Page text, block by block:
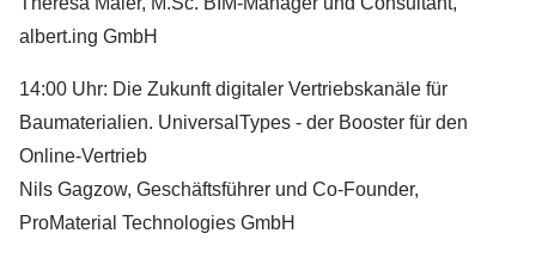
albert.ing GmbH
14:00 Uhr: Die Zukunft digitaler Vertriebskanäle für
Baumaterialien. UniversalTypes - der Booster für den
Online-Vertrieb
Nils Gagzow, Geschäftsführer und Co-Founder,
ProMaterial Technologies GmbH